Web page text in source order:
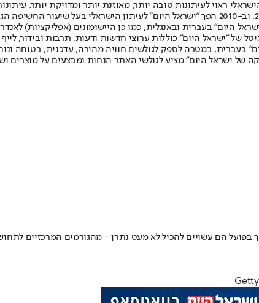
ראוי לעיתונות טובה יותר, מאוזנת יותר ומדויקת יותר.
תשלום. המהדורה המודפסת הראשונה פורסמה ב-30 ביולי 2007, וב-2010 הפך "ישראל
של "ישראל היום" כוללות ערוצי חדשות ודעות, תרבות ובידור,
היום" בעברית, במטרה לספק לגולשים חוויה מהירה, עדכנית,
של ישראל היום" מציע לגולשי האתר הנחות ומבצעים על מוצרים
הם עשויים להכיל לא מעט נתרן - מהגורמים המרכזיים